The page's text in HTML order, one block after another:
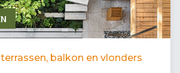
balkon en vlonders